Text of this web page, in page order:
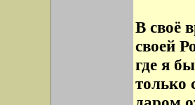
В своё
своей
где я
только